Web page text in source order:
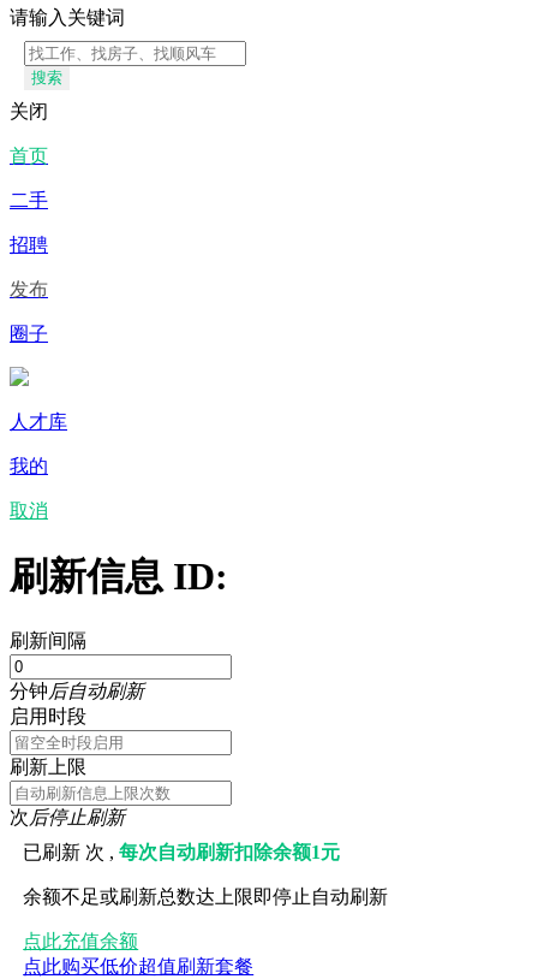
请输入关键词
搜索
关闭
首页
二手
招聘
发布
圈子
人才库
我的
取消
刷新信息 ID:
刷新间隔
分钟后自动刷新
启用时段
刷新上限
次后停止刷新
已刷新 次 ,每次自动刷新扣除余额1元
余额不足或刷新总数达上限即停止自动刷新
点此充值余额
点此购买低价超值刷新套餐